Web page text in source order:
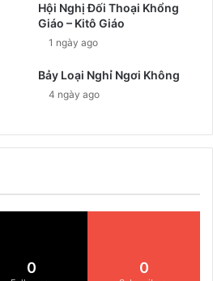
Hội Nghị Đối Thoại Khổng
Giáo – Kitô Giáo
1 ngày ago
Bảy Loại Nghỉ Ngơi Không
4 ngày ago
0 0